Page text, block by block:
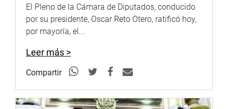
El Pleno de la Cámara de Diputados, conducido
por su presidente, Oscar Reto Otero, ratificó hoy,
por mayoría, el...
Leer más >
Compartir